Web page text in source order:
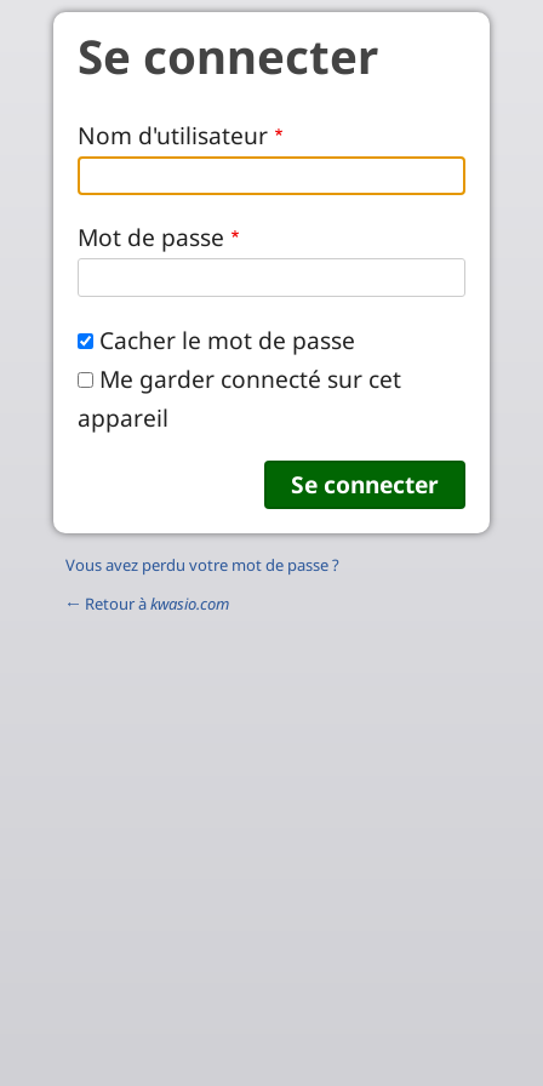
Aller au contenu principal
Se connecter
Nom d'utilisateur
Mot de passe
Cacher le mot de passe
Me garder connecté sur cet
appareil
Vous avez perdu votre mot de passe ?
← Retour àkwasio.com